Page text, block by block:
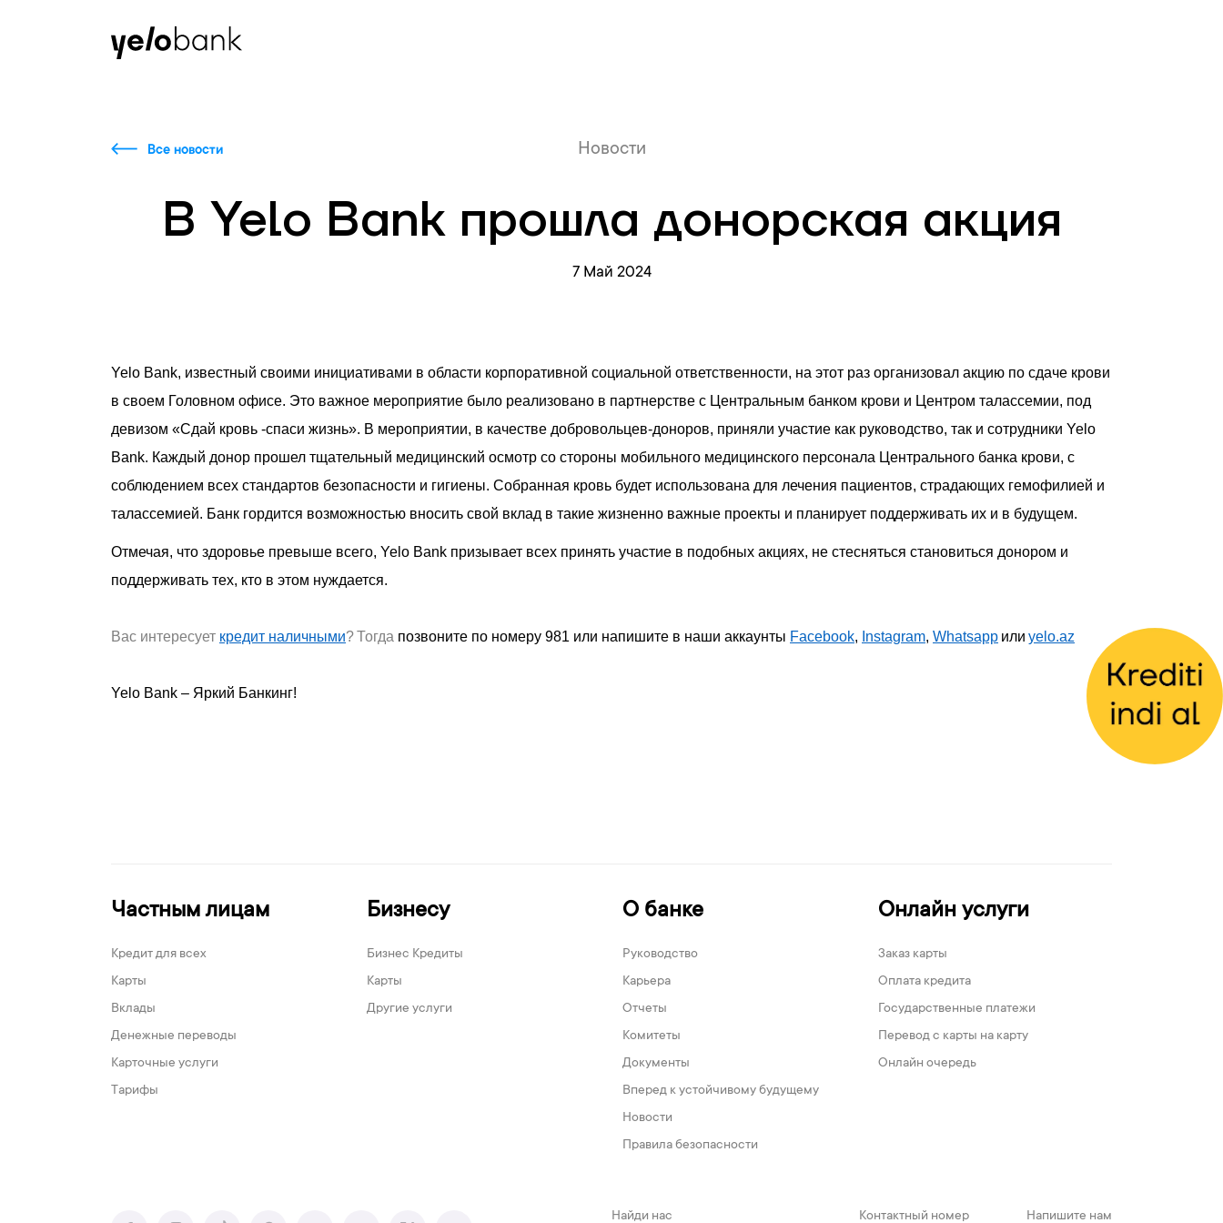
Все новости Новости
В Yelo Bank прошла донорская акция
7 Май 2024
Yelo Bank, известный своими инициативами в области корпоративной социальной ответственности, на этот раз организовал акцию по сдаче крови
в своем Головном офисе. Это важное мероприятие было реализовано в партнерстве с Центральным банком крови и Центром талассемии, под
девизом «Сдай кровь -спаси жизнь». В мероприятии, в качестве добровольцев-доноров, приняли участие как руководство, так и сотрудники Yelo
Bank. Каждый донор прошел тщательный медицинский осмотр со стороны мобильного медицинского персонала Центрального банка крови, с
соблюдением всех стандартов безопасности и гигиены. Собранная кровь будет использована для лечения пациентов, страдающих гемофилией и
талассемией. Банк гордится возможностью вносить свой вклад в такие жизненно важные проекты и планирует поддерживать их и в будущем.
Отмечая, что здоровье превыше всего, Yelo Bank призывает всех принять участие в подобных акциях, не стесняться становиться донором и
поддерживать тех, кто в этом нуждается.
Вас интересует кредит наличными?Тогда позвоните по номеру 981 или напишите в наши аккаунты Facebook, Instagram, Whatsapp или yelo.az
Yelo Bank – Яркий Банкинг!
Частным лицам
Кредит для всех
Карты
Вклады
Денежные переводы
Карточные услуги
Тарифы
Бизнесу
Бизнес Кредиты
Карты
Другие услуги
О банке
Руководство
Карьера
Отчеты
Комитеты
Документы
Вперед к устойчивому будущему
Новости
Правила безопасности
Онлайн услуги
Заказ карты
Оплата кредита
Государственные платежи
Перевод с карты на карту
Онлайн очередь
Найди нас Контактный номер Напишите нам